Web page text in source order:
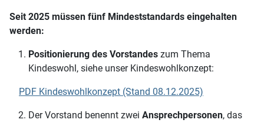
Seit 2025 müssen fünf Mindeststandards eingehalten
werden:
Positionierung des Vorstandes zum Thema
Kindeswohl, siehe unser Kindeswohlkonzept:
PDF Kindeswohlkonzept (Stand 08.12.2025)
Der Vorstand benennt zwei Ansprechpersonen, das